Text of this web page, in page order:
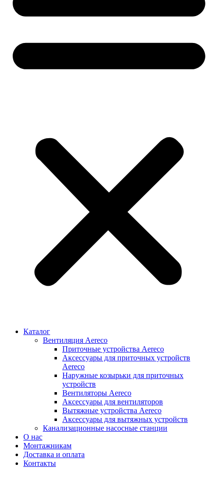
Каталог
Вентиляция Aereco
Приточные устройства Aereco
Аксессуары для приточных устройств
Aereco
Наружные козырьки для приточных
устройств
Вентиляторы Aereco
Аксессуары для вентиляторов
Вытяжные устройства Aereco
Аксессуары для вытяжных устройств
Канализационные насосные станции
О нас
Монтажникам
Доставка и оплата
Контакты